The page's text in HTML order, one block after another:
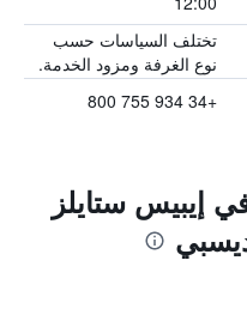
تختلف السياسات حسب
نوع الغرفة ومزود الخدمة.
+34 934 755 800
إيبيس ستايلز